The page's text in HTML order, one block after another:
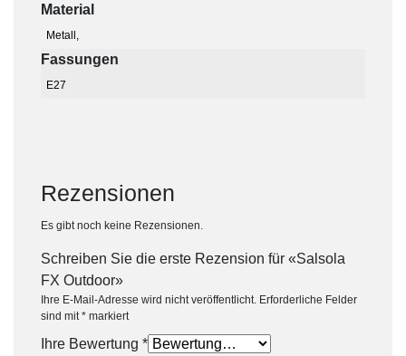
Material
Metall,
Fassungen
E27
Rezensionen
Es gibt noch keine Rezensionen.
Schreiben Sie die erste Rezension für «Salsola
FX Outdoor»
Ihre E-Mail-Adresse wird nicht veröffentlicht. Erforderliche Felder
sind mit * markiert
Ihre Bewertung *